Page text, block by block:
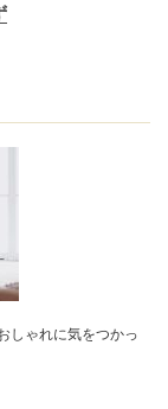
しゃれに気をつかっ